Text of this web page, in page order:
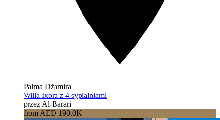
Palma Dżamira
Willa Ixora z 4 sypialniami
przez Al-Barari
from AED 190.0K